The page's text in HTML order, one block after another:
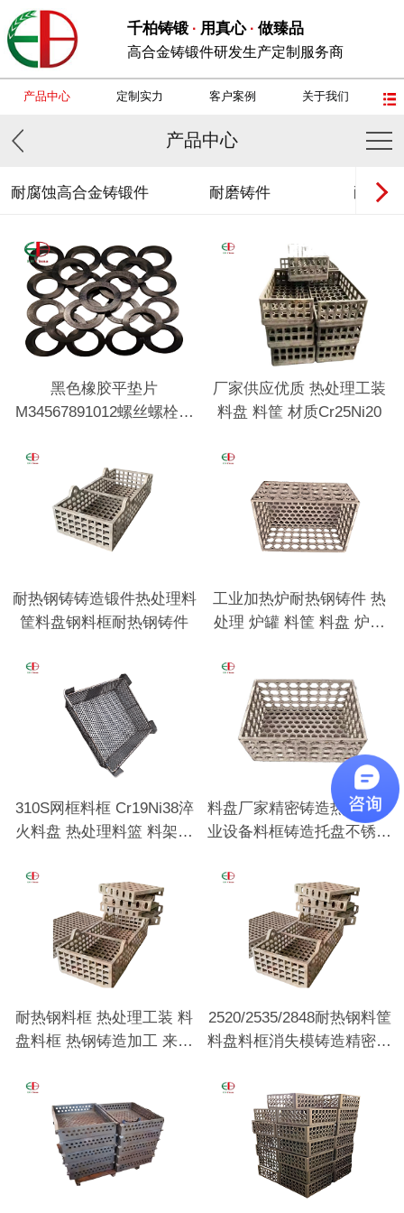
千柏铸锻· 用真心· 做臻品
高合金铸锻件研发生产定制服务商
产品中心 定制实力 客户案例 关于我们
产品中心
耐腐蚀高合金铸锻件 耐磨铸件 耐热钢
黑色橡胶平垫片
M34567891012螺丝螺栓用
厂家供应优质 热处理工装
料盘 料筐 材质Cr25Ni20
耐热钢铸铸造锻件热处理料
筐料盘钢料框耐热钢铸件
工业加热炉耐热钢铸件 热
处理 炉罐 料筐 料盘 炉底
310S网框料框 Cr19Ni38淬
火料盘 热处理料篮 料架工
料盘厂家精密铸造热处理行
业设备料框铸造托盘不锈钢
耐热钢料框 热处理工装 料
盘料框 热钢铸造加工 来图
2520/2535/2848耐热钢料筐
料盘料框消失模铸造精密铸